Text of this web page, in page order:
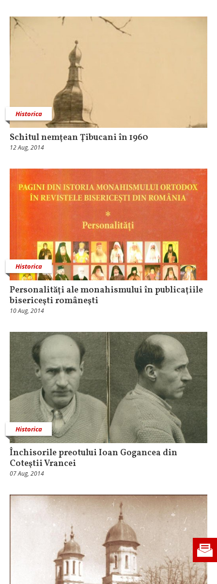
Historica
Schitul nemţean Ţibucani în 1960
12 Aug, 2014
Historica
Personalităţi ale monahismului în publicaţiile
bisericeşti româneşti
10 Aug, 2014
Historica
Închisorile preotului Ioan Gogancea din
Coteştii Vrancei
07 Aug, 2014